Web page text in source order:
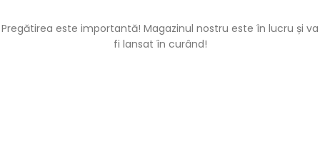
Pregătirea este importantă! Magazinul nostru este în lucru și va
fi lansat în curând!